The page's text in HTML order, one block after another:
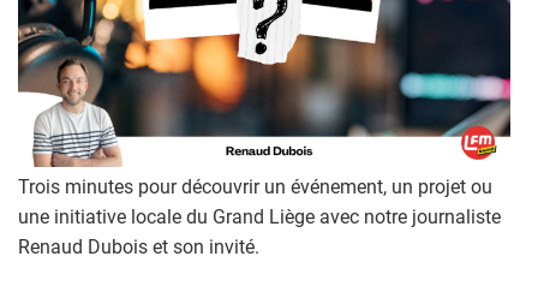
Trois minutes pour découvrir un événement, un projet ou
une initiative locale du Grand Liège avec notre journaliste
Renaud Dubois et son invité.